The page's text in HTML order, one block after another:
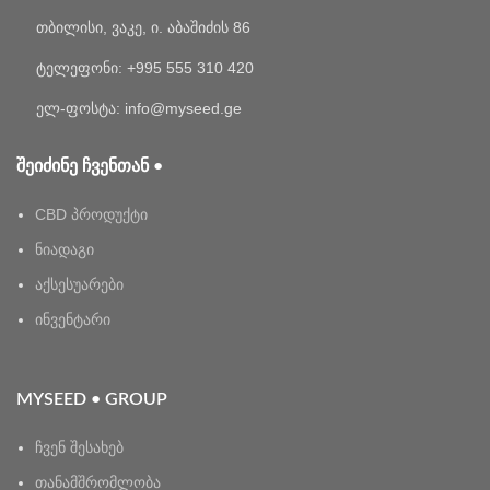
თბილისი, ვაკე, ი. აბაშიძის 86
ტელეფონი: +995 555 310 420
ელ-ფოსტა: info@myseed.ge
ᲨᲔᲘᲫᲘᲜᲔ ᲩᲕᲔᲜᲗᲐᲜ •
CBD პროდუქტი
ნიადაგი
აქსესუარები
ინვენტარი
MYSEED • GROUP
ჩვენ შესახებ
თანამშრომლობა